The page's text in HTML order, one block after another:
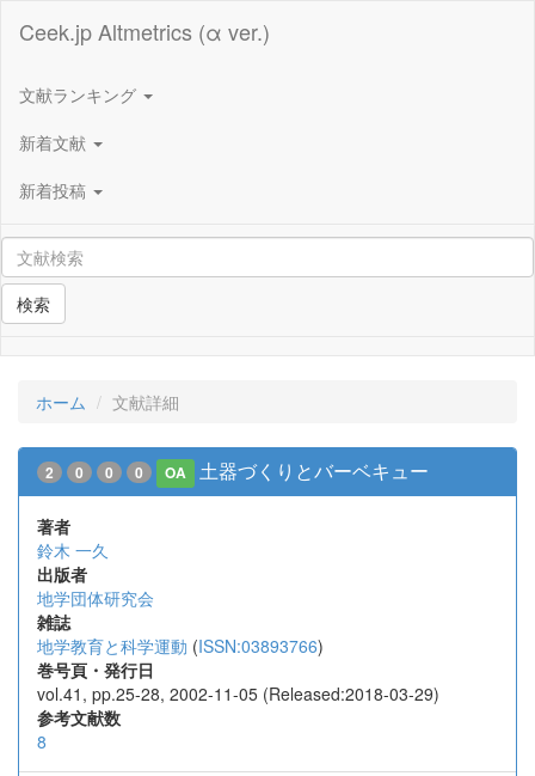
Ceek.jp Altmetrics (α ver.)
文献ランキング
新着文献
新着投稿
検索
ホーム 文献詳細
2 0 0 0 OA 土器づくりとバーベキュー
著者
鈴木 一久
出版者
地学団体研究会
雑誌
地学教育と科学運動 (ISSN:03893766)
巻号頁・発行日
vol.41, pp.25-28, 2002-11-05 (Released:2018-03-29)
参考文献数
8